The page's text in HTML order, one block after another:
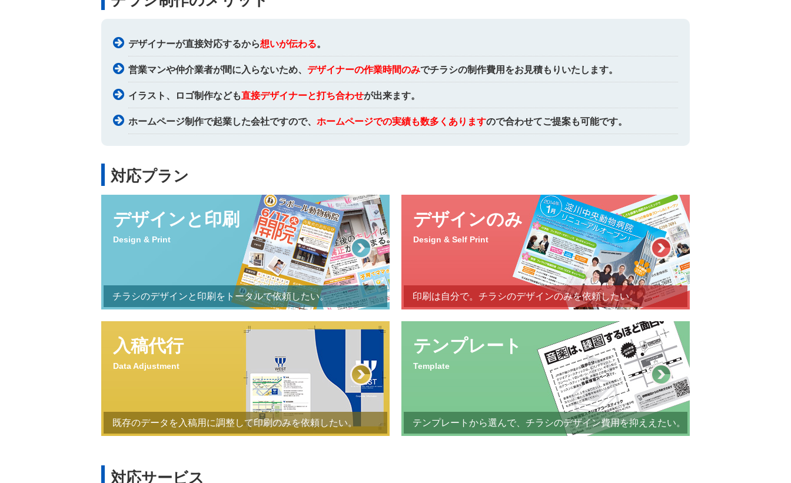
デザイナーが直接対応するから想いが伝わる。
営業マンや仲介業者が間に入らないため、 デザイナーの作業時間のみでチラシの制作費用をお見積もりいたします。
イラスト、ロゴ制作なども直接デザイナーと打ち合わせが出来ます。
ホームページ制作で起業した会社ですので、 ホームページでの実績も数多くありますので合わせてご提案も可能です。
対応プラン
デザインと印刷
Design & Print
チラシのデザインと印刷をトータルで依頼したい。
デザインのみ
Design & Self Print
印刷は自分で。チラシのデザインのみを依頼したい。
入稿代行
Data Adjustment
既存のデータを入稿用に調整して印刷のみを依頼したい。
テンプレート
Template
テンプレートから選んで、チラシのデザイン費用を抑ええたい。
対応サービス